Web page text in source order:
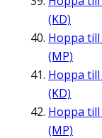
(KD)
Hoppa till
(MP)
Hoppa till
(KD)
Hoppa till
(MP)